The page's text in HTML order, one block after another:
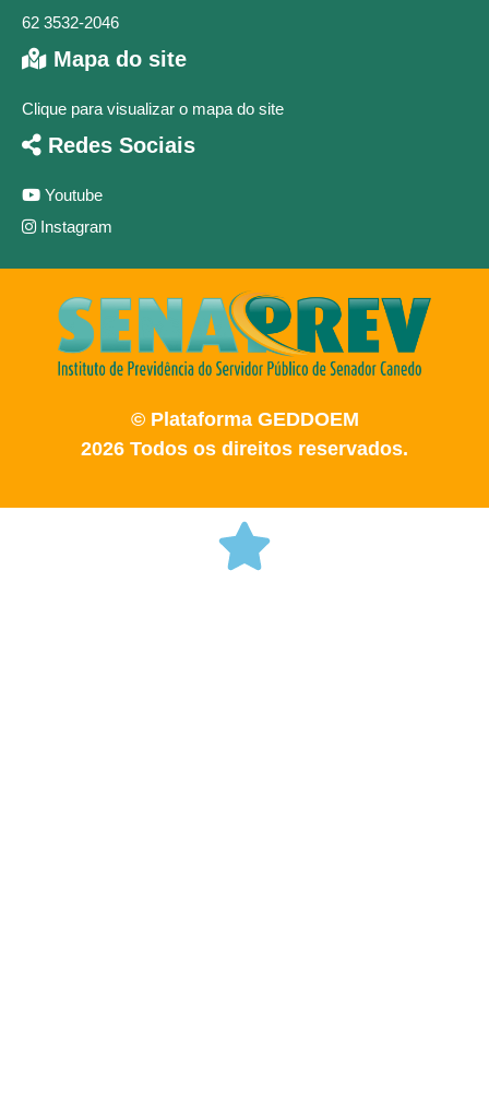
62 3532-2046
Mapa do site
Clique para visualizar o mapa do site
Redes Sociais
Youtube
Instagram
© Plataforma GEDDOEM
2026 Todos os direitos reservados.